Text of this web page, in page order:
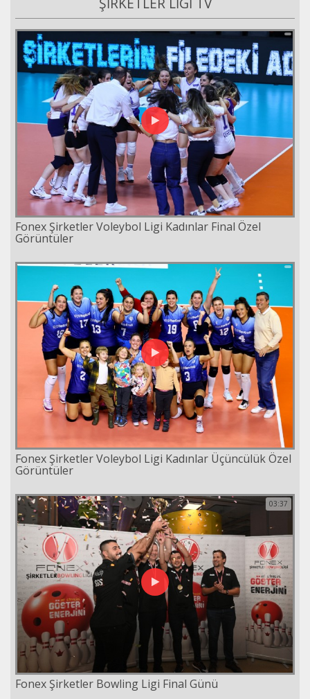
Fonex Şirketler Voleybol Ligi Kadınlar Final Özel
Görüntüler
Fonex Şirketler Voleybol Ligi Kadınlar Üçüncülük Özel
Görüntüler
Fonex Şirketler Bowling Ligi Final Günü
03:37